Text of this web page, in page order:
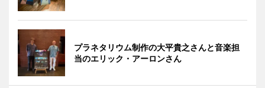
プラネタリウム制作の大平貴之さんと音楽担
当のエリック・アーロンさん